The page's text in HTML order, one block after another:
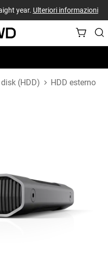
year. Ulteriori informazioni
(HDD) HDD esterno